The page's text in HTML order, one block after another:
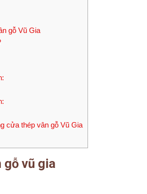
gỗ Vũ Gia
cửa thép vân gỗ Vũ Gia
vũ gia